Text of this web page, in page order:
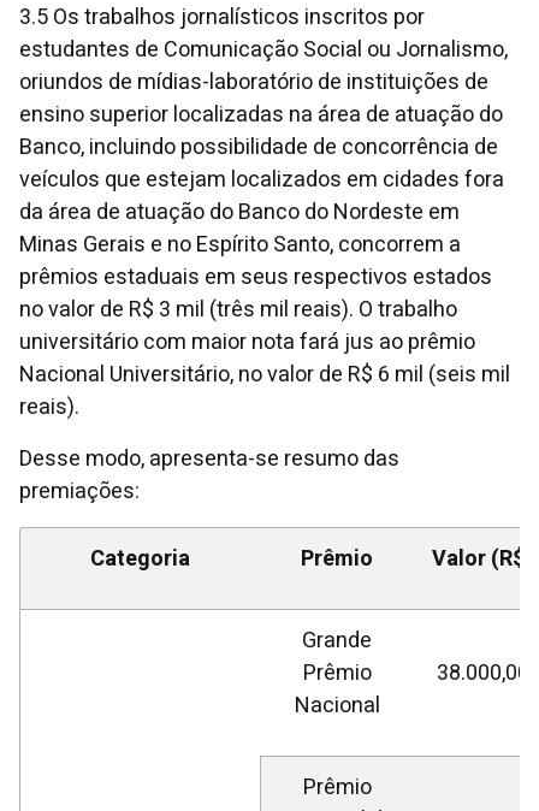
3.5 Os trabalhos jornalísticos inscritos por
estudantes de Comunicação Social ou Jornalismo,
oriundos de mídias-laboratório de instituições de
ensino superior localizadas na área de atuação do
Banco, incluindo possibilidade de concorrência de
veículos que estejam localizados em cidades fora
da área de atuação do Banco do Nordeste em
Minas Gerais e no Espírito Santo, concorrem a
prêmios estaduais em seus respectivos estados
no valor de R$ 3 mil (três mil reais). O trabalho
universitário com maior nota fará jus ao prêmio
Nacional Universitário, no valor de R$ 6 mil (seis mil
reais).
Desse modo, apresenta-se resumo das
premiações:
Categoria Prêmio Valor (R$)
Grande
Prêmio
Nacional
38.000,00
Prêmio